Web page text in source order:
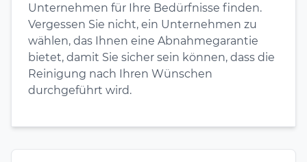
Unternehmen für Ihre Bedürfnisse finden.
Vergessen Sie nicht, ein Unternehmen zu
wählen, das Ihnen eine Abnahmegarantie
bietet, damit Sie sicher sein können, dass die
Reinigung nach Ihren Wünschen
durchgeführt wird.